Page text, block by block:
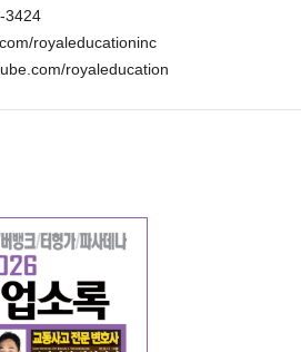
3424
royaleducationinc
royaleducation